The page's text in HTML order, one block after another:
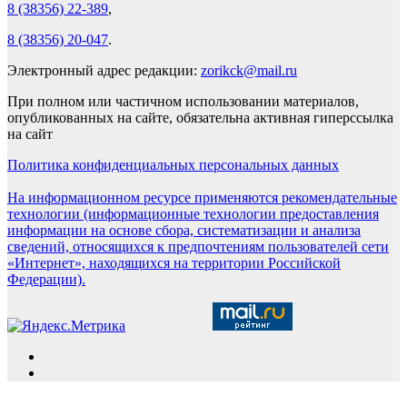
8 (38356) 22-389,
8 (38356) 20-047.
Электронный адрес редакции: zorikck@mail.ru
При полном или частичном использовании материалов,
опубликованных на сайте, обязательна активная гиперссылка
на сайт
Политика конфиденциальных персональных данных
На информационном ресурсе применяются рекомендательные
технологии (информационные технологии предоставления
информации на основе сбора, систематизации и анализа
сведений, относящихся к предпочтениям пользователей сети
«Интернет», находящихся на территории Российской
Федерации).